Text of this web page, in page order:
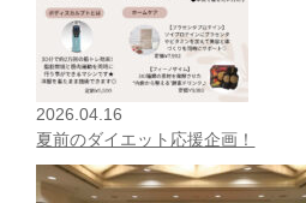
2026.04.16
夏前のダイエット応援企画！